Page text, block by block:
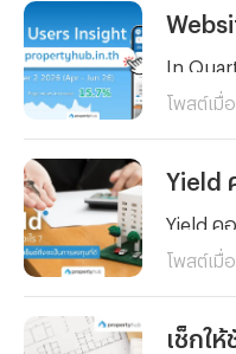
โพสต์เมื่อ
โพสต์เมื่อ